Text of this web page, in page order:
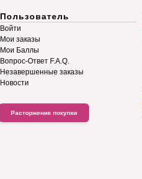
Пользователь
Войти
Мои заказы
Мои Баллы
Вопрос-Ответ F.A.Q.
Незавершенные заказы
Новости
Расторжение покупки